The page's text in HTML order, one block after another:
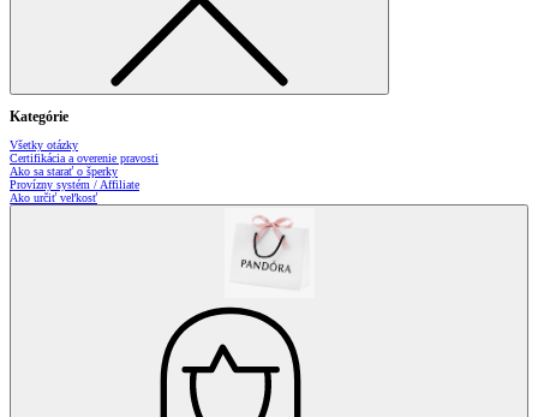
Kategórie
Všetky otázky
Certifikácia a overenie pravosti
Ako sa starať o šperky
Provízny systém / Affiliate
Ako určiť veľkosť